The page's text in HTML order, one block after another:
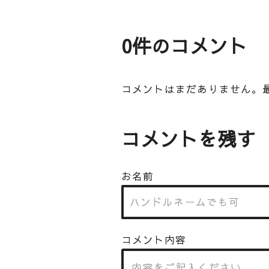
0件のコメント
コメントはまだありません。
コメントを残す
お名前
コメント内容